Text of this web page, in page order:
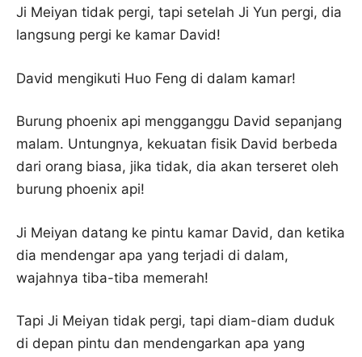
Ji Meiyan tidak pergi, tapi setelah Ji Yun pergi, dia
langsung pergi ke kamar David!
David mengikuti Huo Feng di dalam kamar!
Burung phoenix api mengganggu David sepanjang
malam. Untungnya, kekuatan fisik David berbeda
dari orang biasa, jika tidak, dia akan terseret oleh
burung phoenix api!
Ji Meiyan datang ke pintu kamar David, dan ketika
dia mendengar apa yang terjadi di dalam,
wajahnya tiba-tiba memerah!
Tapi Ji Meiyan tidak pergi, tapi diam-diam duduk
di depan pintu dan mendengarkan apa yang